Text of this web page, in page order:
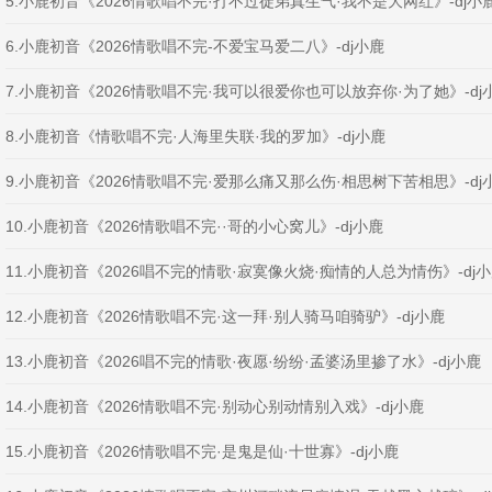
6.小鹿初音《2026情歌唱不完-不爱宝马爱二八》-dj小鹿
7.小鹿初音《2026情歌唱不完·我可以很爱你也可以放弃你·为了她》-dj
8.小鹿初音《情歌唱不完·人海里失联·我的罗加》-dj小鹿
9.小鹿初音《2026情歌唱不完·爱那么痛又那么伤·相思树下苦相思》-dj
10.小鹿初音《2026情歌唱不完··哥的小心窝儿》-dj小鹿
11.小鹿初音《2026唱不完的情歌·寂寞像火烧·痴情的人总为情伤》-dj
12.小鹿初音《2026情歌唱不完·这一拜·别人骑马咱骑驴》-dj小鹿
13.小鹿初音《2026唱不完的情歌·夜愿·纷纷·孟婆汤里掺了水》-dj小鹿
14.小鹿初音《2026情歌唱不完·别动心别动情别入戏》-dj小鹿
15.小鹿初音《2026情歌唱不完·是鬼是仙·十世寡》-dj小鹿